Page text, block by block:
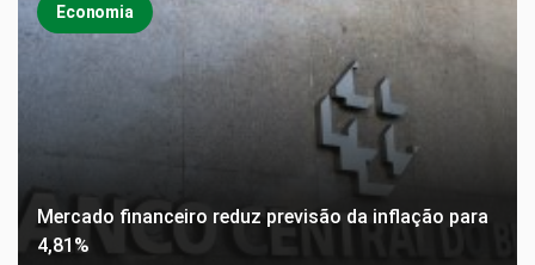
Economia
Mercado financeiro reduz previsão da inflação para
4,81%